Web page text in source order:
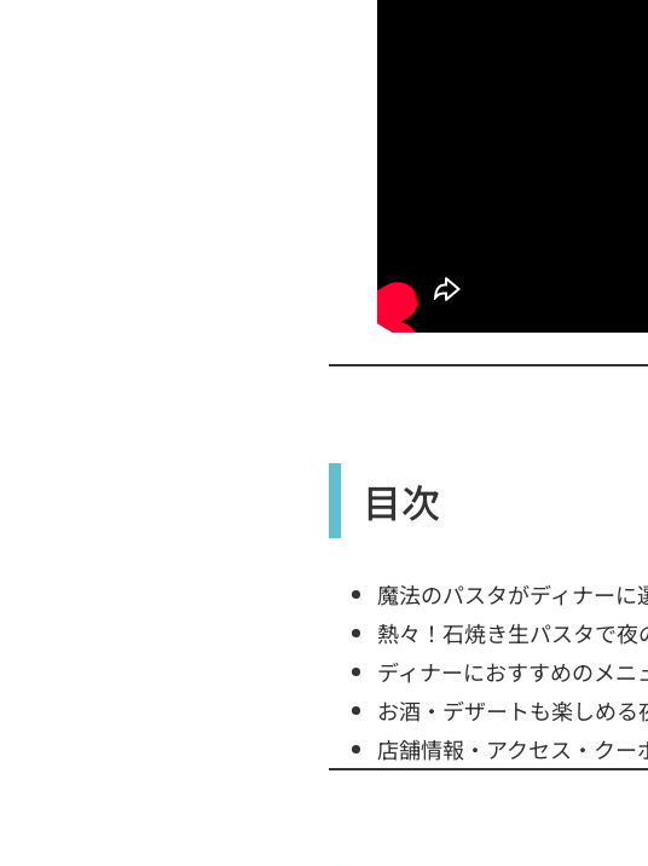
目次
魔法のパスタがディナーに
熱々！石焼き生パスタで夜
ディナーにおすすめのメニ
お酒・デザートも楽しめる
店舗情報・アクセス・クー